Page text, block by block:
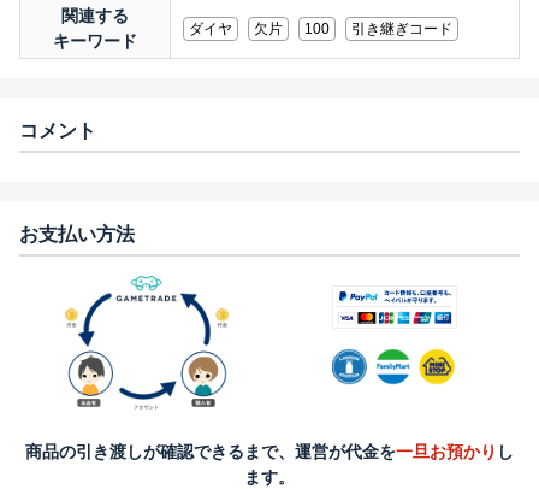
関連する
キーワード
ダイヤ 欠片 100 引き継ぎコード
コメント
お支払い方法
商品の引き渡しが確認できるまで、運営が代金を一旦お預かり し
ます。